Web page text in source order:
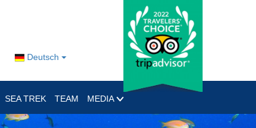
Deutsch
SEA TREK TEAM MEDIA